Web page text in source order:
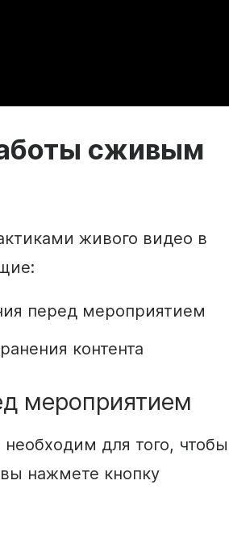
сживым
живого видео в
перед мероприятием
контента
мероприятием
необходим для того, чтобы
нажмете кнопку